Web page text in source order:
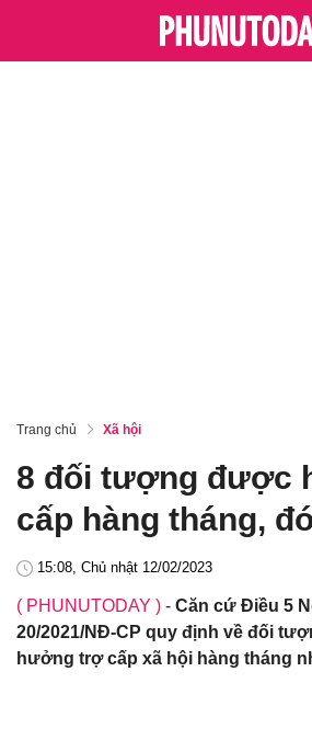
Trang chủ Xã hội
8 đối tượng được
cấp hàng tháng,
15:08, Chủ nhật 12/02/2023
( PHUNUTODAY ) - Căn cứ Điều 5
20/2021/NĐ-CP quy định về đối
hưởng trợ cấp xã hội hàng tháng